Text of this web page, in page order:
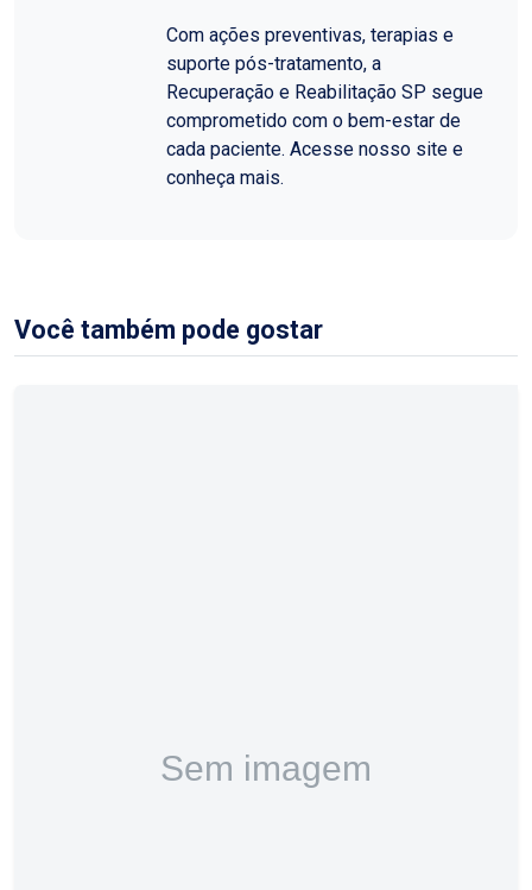
Com ações preventivas, terapias e
suporte pós-tratamento, a
Recuperação e Reabilitação SP segue
comprometido com o bem-estar de
cada paciente. Acesse nosso site e
conheça mais.
Você também pode gostar